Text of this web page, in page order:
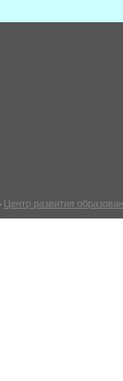
Центр развития